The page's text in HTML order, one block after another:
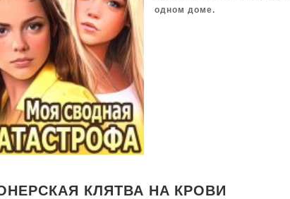
одном доме.
КЛЯТВА НА КРОВИ